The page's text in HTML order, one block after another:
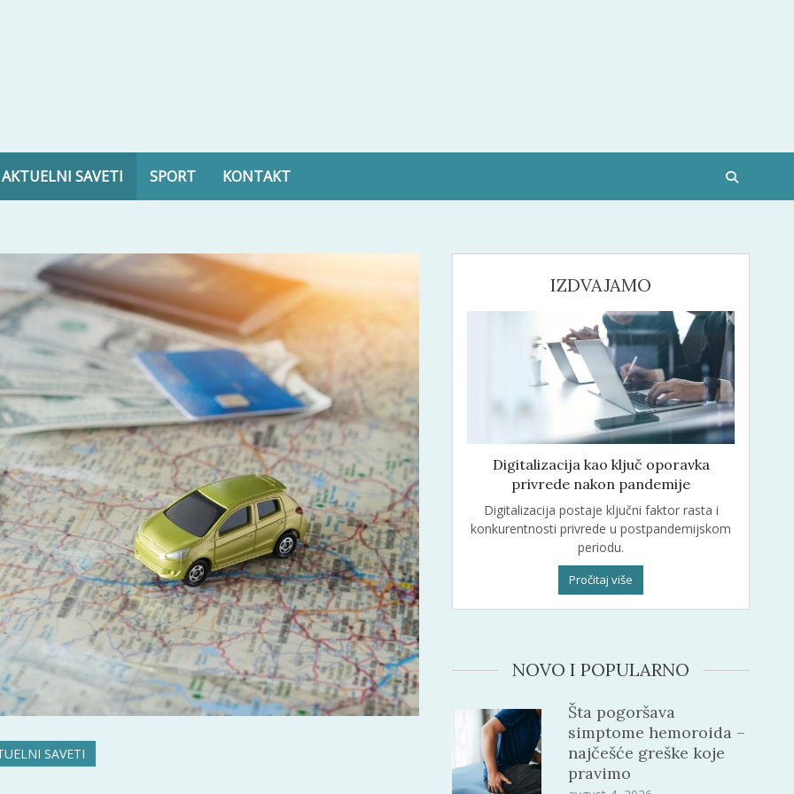
AKTUELNI SAVETI SPORT KONTAKT
SAVETI
IZDVAJAMO
Digitalizacija kao ključ oporavka
privrede nakon pandemije
Digitalizacija postaje ključni faktor rasta i
konkurentnosti privrede u postpandemijskom
periodu.
Pročitaj više
NOVO I POPULARNO
Šta pogoršava
simptome hemoroida –
najčešće greške koje
pravimo